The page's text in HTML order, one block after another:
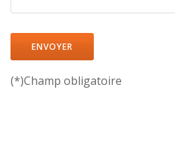
(*)Champ obligatoire